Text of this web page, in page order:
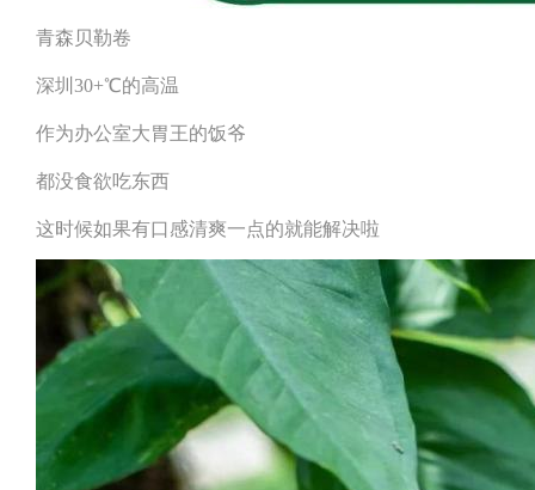
青森贝勒卷
深圳30+℃的高温
作为办公室大胃王的饭爷
都没食欲吃东西
这时候如果有口感清爽一点的就能解决啦